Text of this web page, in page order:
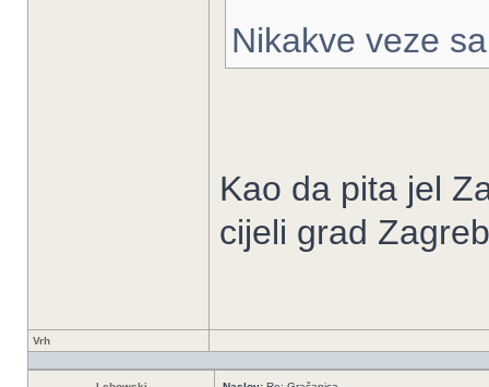
Nikakve veze
Kao da pita jel
cijeli grad
Vrh